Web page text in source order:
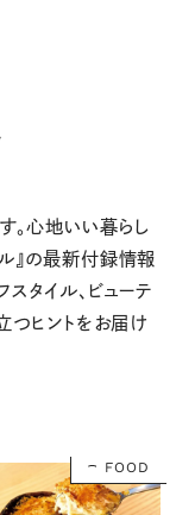
。心地いい暮らし
』の最新付録情報
スタイル、ビューテ
つヒントをお届け
FOOD